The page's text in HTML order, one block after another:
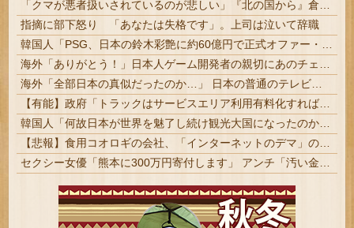
指摘に部下怒り 「あなたは失格です」。上司は泣いて辞職